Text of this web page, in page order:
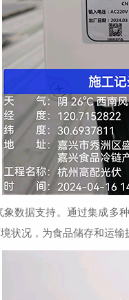
据支持。通过集成多
状况，为食品储存和运输